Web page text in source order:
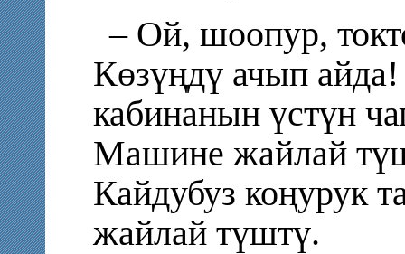
– Ой, шоопур,
Көзүңдү ачып
кабинанын үстүн
Машине жайлай
Кайдубуз коңурук
жайлай түштү.